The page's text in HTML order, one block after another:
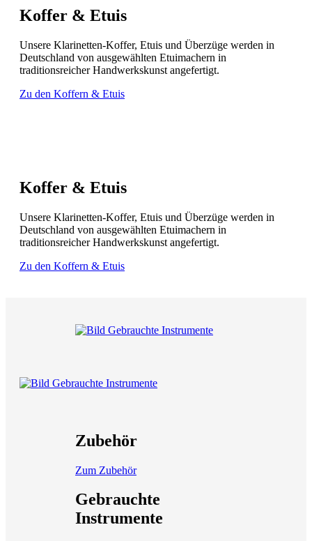
Koffer & Etuis
Unsere Klarinetten-Koffer, Etuis und Überzüge werden in
Deutschland von ausgewählten Etuimachern in
traditionsreicher Handwerkskunst angefertigt.
Zu den Koffern & Etuis
Koffer & Etuis
Unsere Klarinetten-Koffer, Etuis und Überzüge werden in
Deutschland von ausgewählten Etuimachern in
traditionsreicher Handwerkskunst angefertigt.
Zu den Koffern & Etuis
Zubehör
Zum Zubehör
Gebrauchte
Instrumente